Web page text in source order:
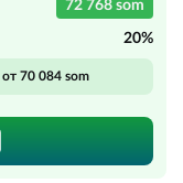
72 768 som
20%
от 70 084 som